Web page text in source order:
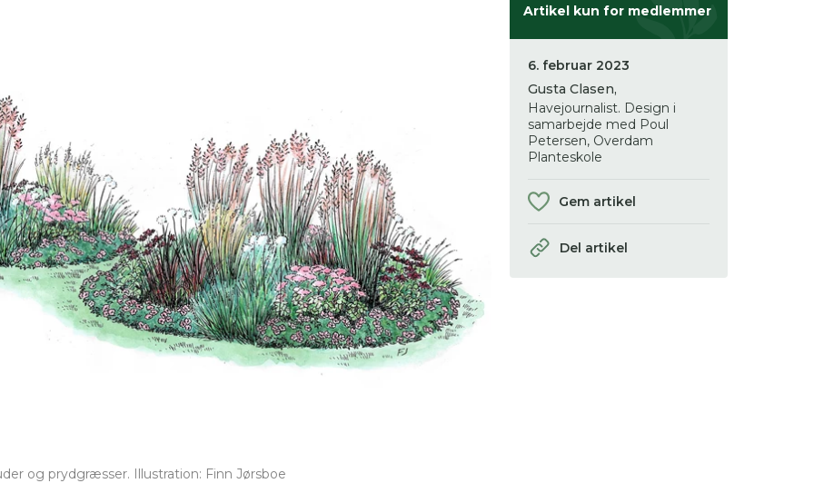
og prydgræsser. Illustration: Finn Jørsboe
Artikel kun for medlemmer
6. februar 2023
Gusta Clasen,
Havejournalist. Design i
samarbejde med Poul
Petersen, Overdam
Planteskole
Gem artikel
Del artikel